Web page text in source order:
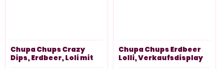
Chupa Chups Crazy
Dips, Erdbeer, Loli mit
Chupa Chups Erdbeer
Lolli, Verkaufsdisplay